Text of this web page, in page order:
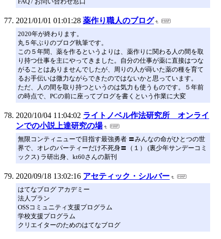
2021/01/01 01:01:28 薬作り職人のブログ
2020年が終わります。
丸５年ぶりのブログ執筆です。
この５年間、薬を作るというよりは、薬作りに関わる人の間を取
り持つ仕事を主にやってきました。自分の仕事が薬に直接はつな
がることはありませんでしたが、周りの人が蒔いた薬の種を育て
るお手伝いは微力ながらできたのではないかと思っています。
ただ、人の間を取り持つというのは気力も使うものです。５年前
の時点で、PCの前に座ってブログを書くという作業に大変
2020/10/04 11:04:02 ライトノベル作法研究所 オンライ
ンでの小説上達研究の場
無限コンティニューで目指す最強勇者 〓みんなの命がひとつの世
界で、オレのパーティーだけ不死身〓（１） (裏少年サンデーコミ
ックス) ラ研出身、kt60さんの新刊
2020/09/18 13:02:16 アセティック・シルバー
はてなブログ アカデミー
法人プラン
OSSコミュニティ支援プログラム
学校支援プログラム
クリエイターのためのはてなブログ